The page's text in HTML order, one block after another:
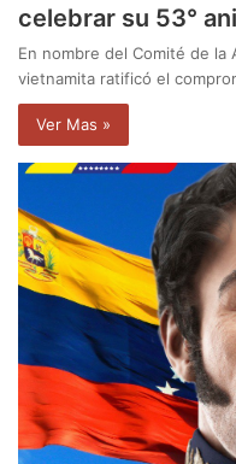
celebrar su 53°
En nombre del Comité de la
vietnamita ratificó el
Ver Mas »